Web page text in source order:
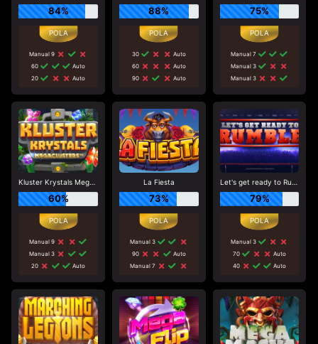
84%
Manual 9
60
Auto
20
Auto
88%
30
Auto
60
Auto
90
Auto
75%
Manual 7
Manual 3
Manual 3
Kluster Krystals Megaclusters
60%
Manual 9
Manual 3
20
Auto
La Fiesta
73%
Manual 3
90
Auto
Manual 7
Let's get ready to Rumble
79%
Manual 3
70
Auto
40
Auto